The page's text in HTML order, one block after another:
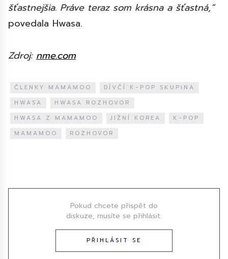
šťastnejšia. Práve teraz som krásna a šťastná,“
povedala Hwasa.
Zdroj: nme.com
ČLENKY MAMAMOO
DÍVČÍ K-POP SKUPINA
HWASA
HWASA ROZHOVOR
HWASA Z MAMAMOO
JIŽNÍ KOREA
K-POP
MAMAMOO
ROZHOVOR
Pokud chcete přispět do
diskuze, musíte se přihlásit.
PŘIHLÁSIT SE